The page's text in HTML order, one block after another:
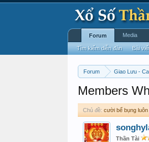
Forum Giao Lưu -
Members
Chủ đề: cười bể bụng
Thần Tài
Forum
Tìm kiếm diễn đàn Bài
Media